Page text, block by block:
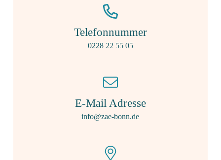
Telefonnummer
0228 22 55 05
E-Mail Adresse
info@zae-bonn.de